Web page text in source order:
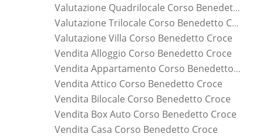
Valutazione Quadrilocale Corso Benedetto Croce
Valutazione Trilocale Corso Benedetto Croce
Valutazione Villa Corso Benedetto Croce
Vendita Alloggio Corso Benedetto Croce
Vendita Appartamento Corso Benedetto Croce
Vendita Attico Corso Benedetto Croce
Vendita Bilocale Corso Benedetto Croce
Vendita Box Auto Corso Benedetto Croce
Vendita Casa Corso Benedetto Croce